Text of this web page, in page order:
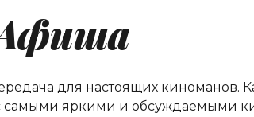
для настоящих
самыми яркими и обсуждаемыми